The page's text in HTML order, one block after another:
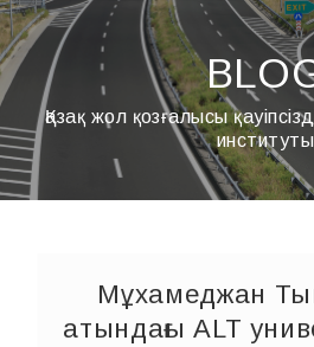
Қазақ жол қозғалысы
институты
Мұхамеджан
атындағы ALT